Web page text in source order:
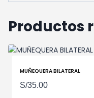
Productos
MUÑEQUERA BILATERAL
S/35.00